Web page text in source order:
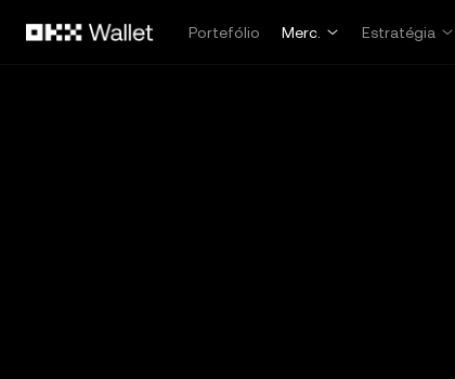
Portefólio
Merc. Estratégia